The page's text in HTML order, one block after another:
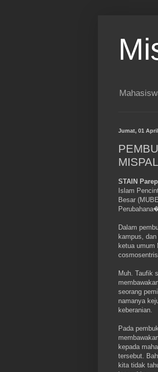
Jumat, 01
STAIN
Islam
Besar
Dalam
kampus,
ketua umum
Muh. Taufik
seorang
namanya
keberanian.
Pada
kepada
tersebut.
kita tidak